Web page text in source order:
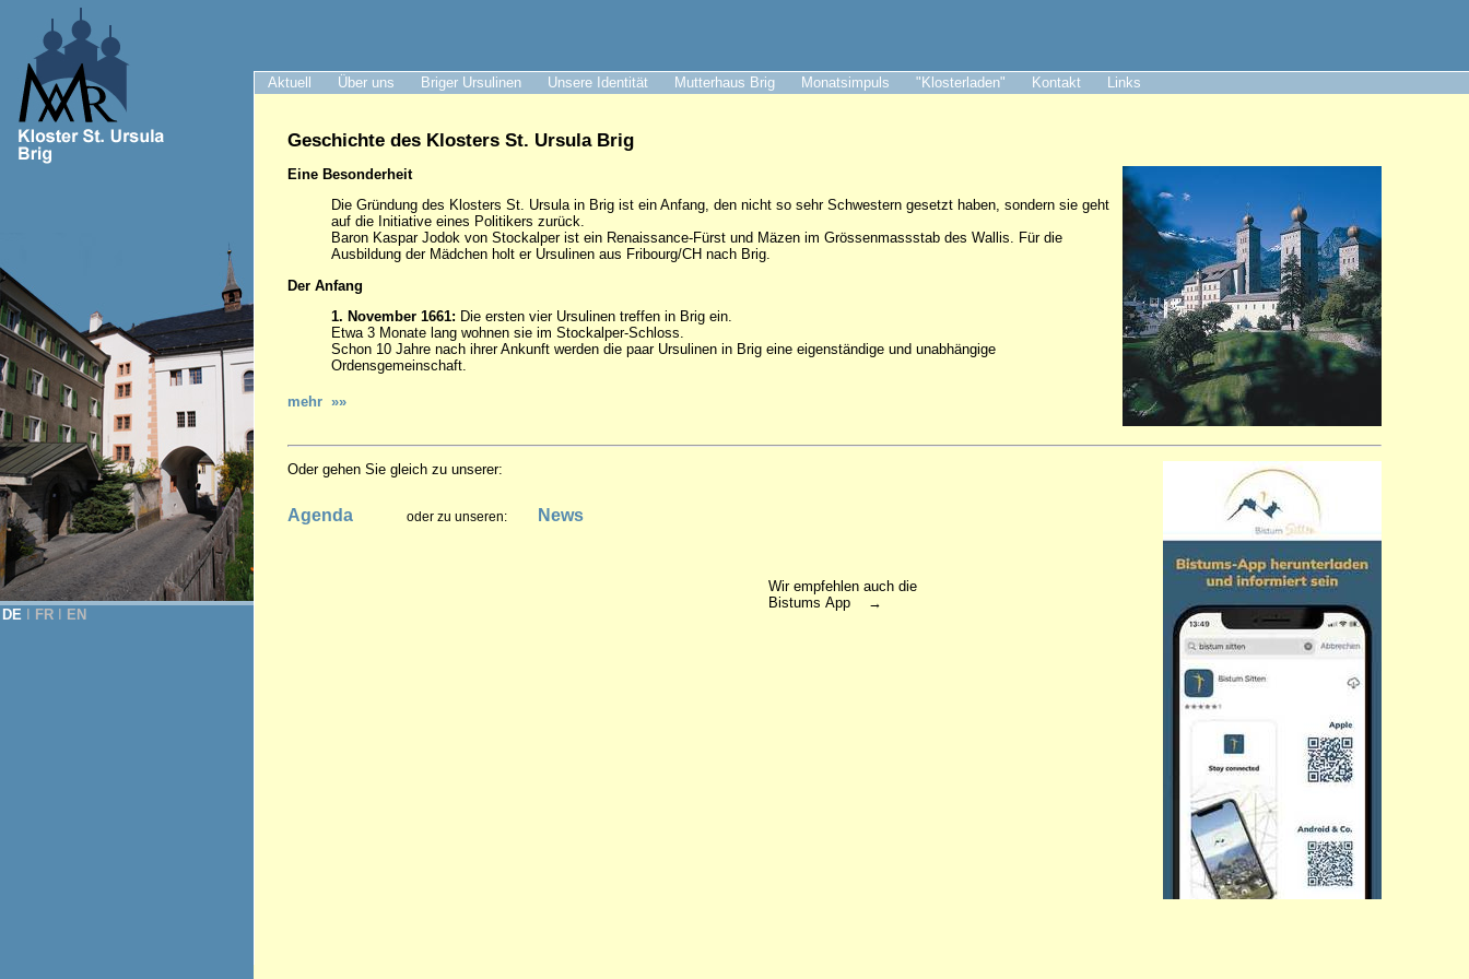
Aktuell Über uns Briger Ursulinen Unsere Identität Mutterhaus Brig Monatsimpuls "Klosterladen" Kontakt Links
DE FR EN
Geschichte des Klosters St. Ursula Brig
Eine Besonderheit
Die Gründung des Klosters St. Ursula in Brig ist ein Anfang, den nicht so sehr Schwestern gesetzt haben, sondern sie geht
auf die Initiative eines Politikers zurück.
Baron Kaspar Jodok von Stockalper ist ein Renaissance-Fürst und Mäzen im Grössenmassstab des Wallis. Für die
Ausbildung der Mädchen holt er Ursulinen aus Fribourg/CH nach Brig.
Der Anfang
1. November 1661: Die ersten vier Ursulinen treffen in Brig ein.
Etwa 3 Monate lang wohnen sie im Stockalper-Schloss.
Schon 10 Jahre nach ihrer Ankunft werden die paar Ursulinen in Brig eine eigenständige und unabhängige
Ordensgemeinschaft.
mehr »»
Oder gehen Sie gleich zu unserer:
Agenda oder zu unseren: News
Wir empfehlen auch die
Bistums App →